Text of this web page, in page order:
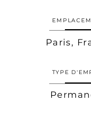
Paris,
TYPE